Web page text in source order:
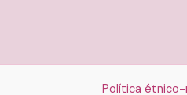
Política étnico-